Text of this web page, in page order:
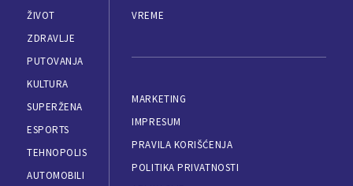
ŽIVOT
ZDRAVLJE
PUTOVANJA
KULTURA
SUPERŽENA
ESPORTS
TEHNOPOLIS
AUTOMOBILI
VREME
MARKETING
IMPRESUM
PRAVILA KORIŠĆENJA
POLITIKA PRIVATNOSTI